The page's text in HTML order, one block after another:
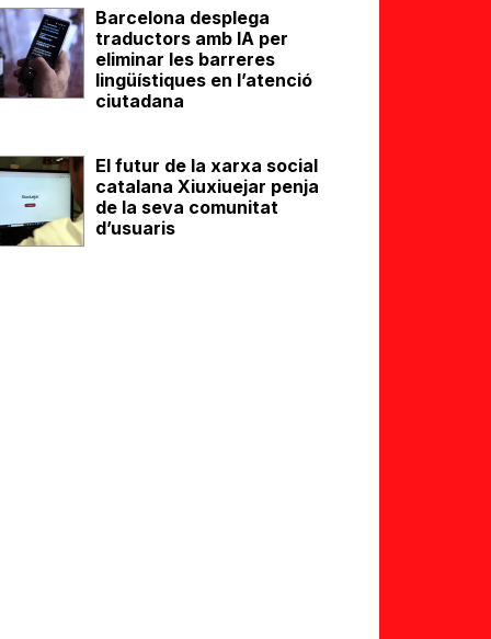
Barcelona desplega
traductors amb IA per
eliminar les barreres
lingüístiques en l’atenció
ciutadana
El futur de la xarxa social
catalana Xiuxiuejar penja
de la seva comunitat
d’usuaris